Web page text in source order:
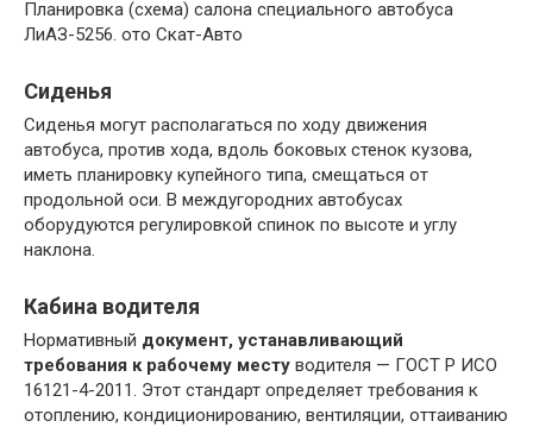
Планировка (схема) салона специального автобуса
ЛиАЗ-5256. ото Скат-Авто
Сиденья
Сиденья могут располагаться по ходу движения
автобуса, против хода, вдоль боковых стенок кузова,
иметь планировку купейного типа, смещаться от
продольной оси. В междугородних автобусах
оборудуются регулировкой спинок по высоте и углу
наклона.
Кабина водителя
Нормативный документ, устанавливающий
требования к рабочему месту водителя — ГОСТ Р ИСО
16121-4-2011. Этот стандарт определяет требования к
отоплению, кондиционированию, вентиляции, оттаиванию